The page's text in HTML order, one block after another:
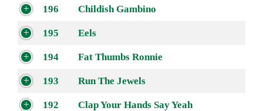
196 Childish Gambino
195 Eels
194 Fat Thumbs Ronnie
193 Run The Jewels
192 Clap Your Hands Say Yeah